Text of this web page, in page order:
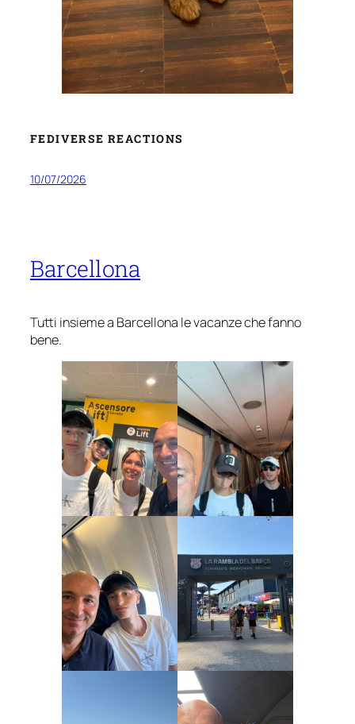
FEDIVERSE REACTIONS
10/07/2026
Barcellona
Tutti insieme a Barcellona le vacanze che fanno
bene.